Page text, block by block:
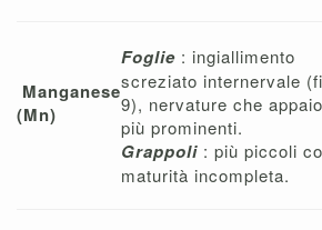
Manganese
(Mn)
Foglie : ingiallimento
screziato internervale
9), nervature che
più prominenti.
Grappoli : più piccoli
maturità incompleta.